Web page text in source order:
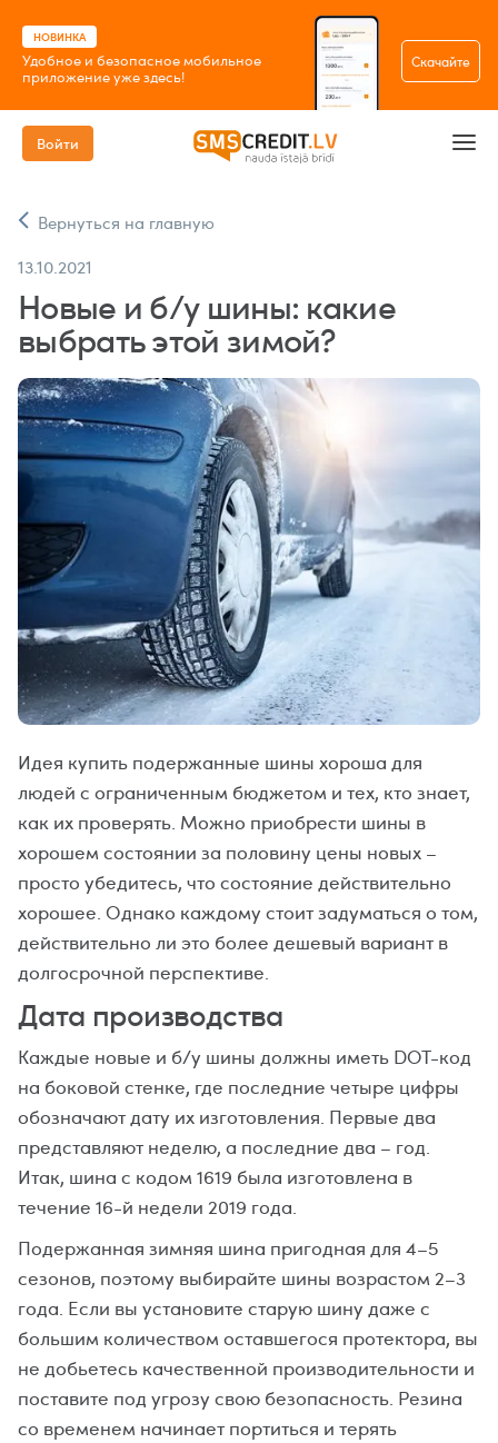
НОВИНКА
Удобное и безопасное мобильное
приложение уже здесь!
Скачайте
Войти
Вернуться на главную
13.10.2021
Новые и б/у шины: какие
выбрать этой зимой?
Идея купить подержанные шины хороша для
людей с ограниченным бюджетом и тех, кто знает,
как их проверять. Можно приобрести шины в
хорошем состоянии за половину цены новых –
просто убедитесь, что состояние действительно
хорошее. Однако каждому стоит задуматься о том,
действительно ли это более дешевый вариант в
долгосрочной перспективе.
Дата производства
Каждые новые и б/у шины должны иметь DOT-код
на боковой стенке, где последние четыре цифры
обозначают дату их изготовления. Первые два
представляют неделю, а последние два – год.
Итак, шина с кодом 1619 была изготовлена в
течение 16-й недели 2019 года.
Подержанная зимняя шина пригодная для 4–5
сезонов, поэтому выбирайте шины возрастом 2–3
года. Если вы установите старую шину даже с
большим количеством оставшегося протектора, вы
не добьетесь качественной производительности и
поставите под угрозу свою безопасность. Резина
со временем начинает портиться и терять